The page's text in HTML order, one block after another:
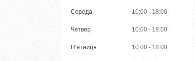
Середа 10:00 18:00
Четвер 10:00 18:00
Пʼятниця 10:00 18:00